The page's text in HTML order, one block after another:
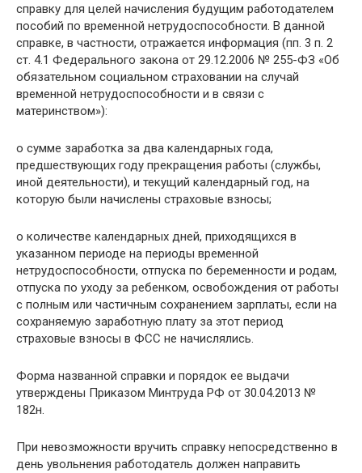
справку для целей начисления будущим работодателем
пособий по временной нетрудоспособности. В данной
справке, в частности, отражается информация (пп. 3 п. 2
ст. 4.1 Федерального закона от 29.12.2006 № 255-ФЗ «Об
обязательном социальном страховании на случай
временной нетрудоспособности и в связи с
материнством»):
о сумме заработка за два календарных года,
предшествующих году прекращения работы (службы,
иной деятельности), и текущий календарный год, на
которую были начислены страховые взносы;
о количестве календарных дней, приходящихся в
указанном периоде на периоды временной
нетрудоспособности, отпуска по беременности и родам,
отпуска по уходу за ребенком, освобождения от работы
с полным или частичным сохранением зарплаты, если на
сохраняемую заработную плату за этот период
страховые взносы в ФСС не начислялись.
Форма названной справки и порядок ее выдачи
утверждены Приказом Минтруда РФ от 30.04.2013 №
182н.
При невозможности вручить справку непосредственно в
день увольнения работодатель должен направить